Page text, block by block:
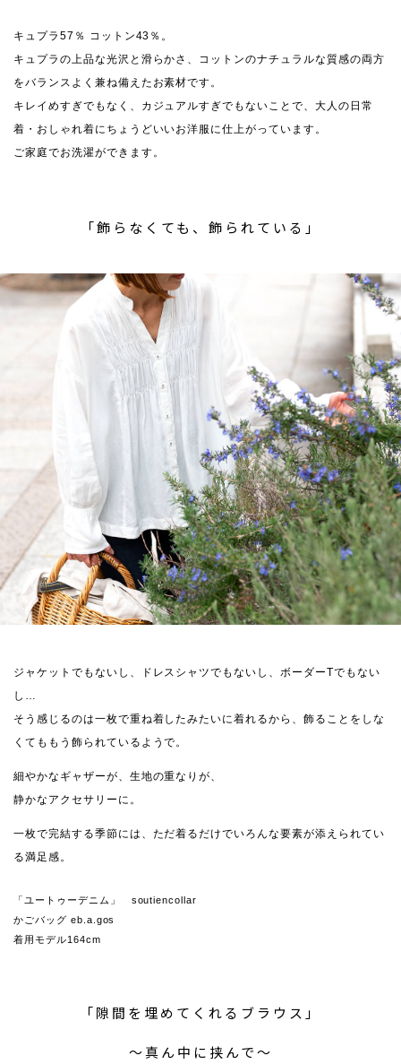
キュプラ57％ コットン43％。
キュプラの上品な光沢と滑らかさ、コットンのナチュラルな質感の両方
をバランスよく兼ね備えたお素材です。
キレイめすぎでもなく、カジュアルすぎでもないことで、大人の日常
着・おしゃれ着にちょうどいいお洋服に仕上がっています。
ご家庭でお洗濯ができます。
「飾らなくても、飾られている」
ジャケットでもないし、ドレスシャツでもないし、ボーダーTでもない
し…
そう感じるのは一枚で重ね着したみたいに着れるから、飾ることをしな
くてももう飾られているようで。
細やかなギャザーが、生地の重なりが、
静かなアクセサリーに。
一枚で完結する季節には、ただ着るだけでいろんな要素が添えられてい
る満足感。
「ユートゥーデニム」 soutiencollar
かごバッグ eb.a.gos
着用モデル164cm
「隙間を埋めてくれるブラウス」
〜真ん中に挟んで〜